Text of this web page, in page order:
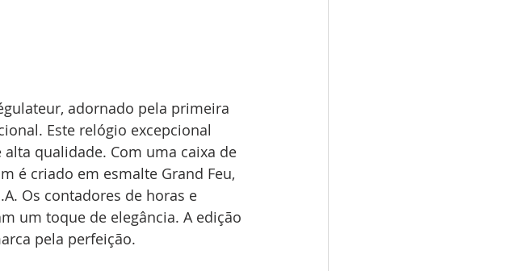
adornado pela primeira
Este relógio excepcional
qualidade. Com uma caixa de
é criado em esmalte Grand Feu,
Os contadores de horas e
um toque de elegância. A edição
pela perfeição.